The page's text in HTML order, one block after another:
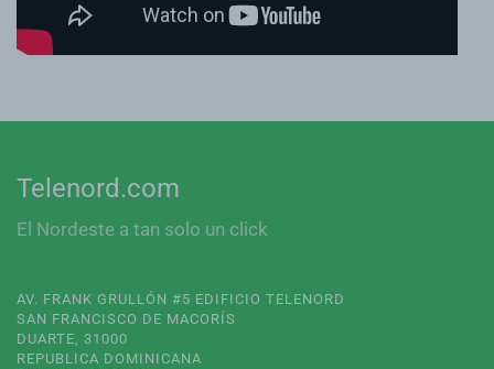
Telenord.com
El Nordeste a tan solo un click
AV. FRANK GRULLÓN #5 EDIFICIO TELENORD
SAN FRANCISCO DE MACORÍS
DUARTE, 31000
REPUBLICA DOMINICANA